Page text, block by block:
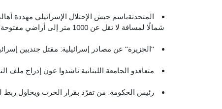
المتحدثةباسم جيش الإحتلال الإسرائيلي مهددة
شمالًا لمسافة لا تقل عن 1000 متر إلى أراضي مفتوحة".
"الجزيرة" عن مصادر إسرائيلية: مقتل جنديين
متعاقدو الجامعة اللبنانية ناشدوا عون إدراج
رئيس الحكومة: من تفرّد بقرار الحرب ويحاول ربط